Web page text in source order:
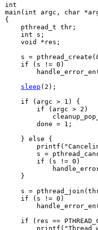
int
main(int argc, char
{
    pthread_t thr;
    int s;
    void *res;
s =
    if (s != 0)
sleep (2);           /*
    if (argc > 1) {
        if (argc > 2)
        done = 1;
    } else {
s =
        if (s != 0)
    }
s =
    if (s != 0)
if (res ==
printf("Thread